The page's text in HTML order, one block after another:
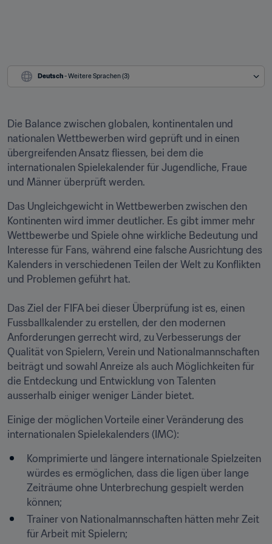
Deutsch - Weitere Sprachen (3)
Die Balance zwischen globalen, kontinentalen und
nationalen Wettbewerben wird geprüft und in einen
übergreifenden Ansatz fliessen, bei dem die
internationalen Spielekalender für Jugendliche, Fraue
und Männer überprüft werden.
Das Ungleichgewicht in Wettbewerben zwischen den
Kontinenten wird immer deutlicher. Es gibt immer mehr
Wettbewerbe und Spiele ohne wirkliche Bedeutung und
Interesse für Fans, während eine falsche Ausrichtung des
Kalenders in verschiedenen Teilen der Welt zu Konflikten
und Problemen geführt hat.
Das Ziel der FIFA bei dieser Überprüfung ist es, einen
Fussballkalender zu erstellen, der den modernen
Anforderungen gerrecht wird, zu Verbesserungs der
Qualität von Spielern, Verein und Nationalmannschaften
beiträgt und sowahl Anreize als auch Möglichkeiten für
die Entdeckung und Entwicklung von Talenten
Einige der möglichen Vorteile einer Veränderung des
internationalen Spielekalenders (IMC):
Komprimierte und längere internationale Spielzeiten
würdes es ermöglichen, dass die ligen über lange
Zeiträume ohne Unterbrechung gespielt werden
können;
Trainer von Nationalmannschaften hätten mehr Zeit
für Arbeit mit Spielern;